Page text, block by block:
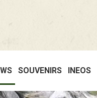
SOUVENIRS INEOS